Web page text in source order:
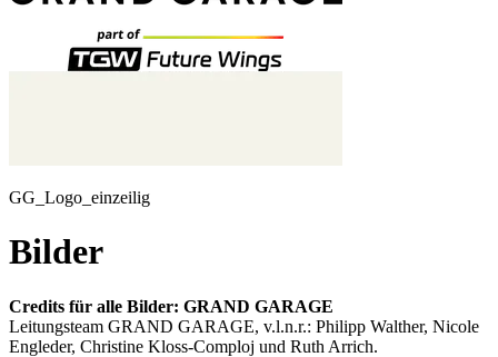
GG_Logo_einzeilig
Bilder
Credits für alle Bilder: GRAND GARAGE
Leitungsteam GRAND GARAGE, v.l.n.r.: Philipp Walther, Nicole
Engleder, Christine Kloss-Comploj und Ruth Arrich.